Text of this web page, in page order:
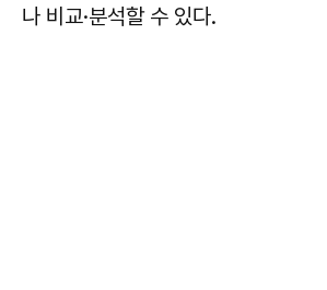
나 비교·분석할 수 있다.